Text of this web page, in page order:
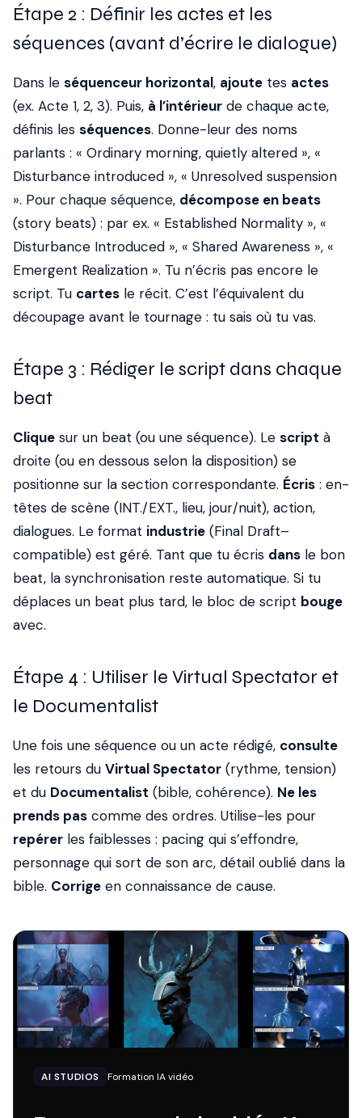
Étape 2 : Définir les actes et les
séquences (avant d’écrire le dialogue)
Dans le séquenceur horizontal, ajoute tes actes
(ex. Acte 1, 2, 3). Puis, à l’intérieur de chaque acte,
définis les séquences. Donne-leur des noms
parlants : « Ordinary morning, quietly altered », «
Disturbance introduced », « Unresolved suspension
». Pour chaque séquence, décompose en beats
(story beats) : par ex. « Established Normality », «
Disturbance Introduced », « Shared Awareness », «
Emergent Realization ». Tu n’écris pas encore le
script. Tu cartes le récit. C’est l’équivalent du
découpage avant le tournage : tu sais où tu vas.
Étape 3 : Rédiger le script dans chaque
beat
Clique sur un beat (ou une séquence). Le script à
droite (ou en dessous selon la disposition) se
positionne sur la section correspondante. Écris : en-
têtes de scène (INT./EXT., lieu, jour/nuit), action,
dialogues. Le format industrie (Final Draft–
compatible) est géré. Tant que tu écris dans le bon
beat, la synchronisation reste automatique. Si tu
déplaces un beat plus tard, le bloc de script bouge
avec.
Étape 4 : Utiliser le Virtual Spectator et
le Documentalist
Une fois une séquence ou un acte rédigé, consulte
les retours du Virtual Spectator (rythme, tension)
et du Documentalist (bible, cohérence). Ne les
prends pas comme des ordres. Utilise-les pour
repérer les faiblesses : pacing qui s’effondre,
personnage qui sort de son arc, détail oublié dans la
bible. Corrige en connaissance de cause.
AI STUDIOS Formation IA vidéo